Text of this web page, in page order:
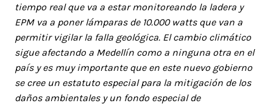
tiempo real que va a estar monitoreando la ladera y
EPM va a poner lámparas de 10.000 watts que van a
permitir vigilar la falla geológica. El cambio climático
sigue afectando a Medellín como a ninguna otra en el
país y es muy importante que en este nuevo gobierno
se cree un estatuto especial para la mitigación de los
daños ambientales y un fondo especial de